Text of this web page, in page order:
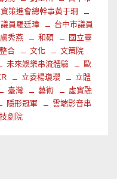
策進會總幹事黃于珊
員羅廷瑋
台中市議員
秀燕 和碩
國立臺
合 文化
文策院
未來娛樂串流體驗
歐
立委楊瓊瓔
立體
臺灣 藝術
虛實融
隱形冠軍
雲端影音串
劇院